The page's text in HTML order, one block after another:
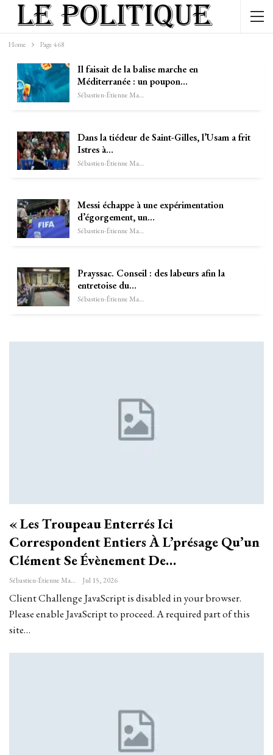
Home Page 468
Il faisait de la balise marche en
Méditerranée : un poupon…
Sébastien-Étienne Marechal
Dans la tiédeur de Saint-Gilles, l’Usam a frit
Istres à…
Sébastien-Étienne Marechal
Messi échappe à une expérimentation
d’égorgement, un…
Sébastien-Étienne Marechal
Prayssac. Conseil : des labeurs afin la
entretoise du…
Sébastien-Étienne Marechal
« Les Troupeau Enterrés Ici
Correspondent Entiers À L’présage Qu’un
Clément Se Évènement De…
Sébastien-Étienne Marechal Jul 15, 2026
Client Challenge JavaScript is disabled in your browser.
Please enable JavaScript to proceed. A required part of this
site…